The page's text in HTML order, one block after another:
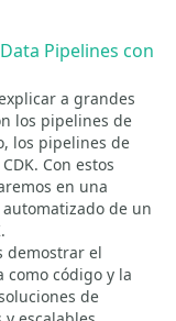
Pipelines con
a grandes
los pipelines de
los pipelines de
Con estos
en una
de un
demostrar el
código y la
de